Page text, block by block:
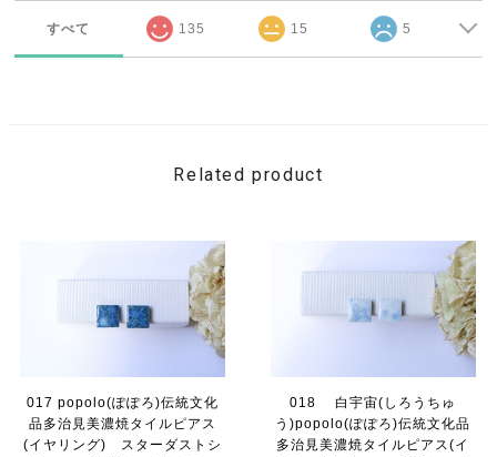
すべて 135 15 5
Related product
017 popolo(ぽぽろ)伝統文化
品多治見美濃焼タイルピアス
(イヤリング) スターダストシ
018 白宇宙(しろうちゅ
う)popolo(ぽぽろ)伝統文化品
多治見美濃焼タイルピアス(イ